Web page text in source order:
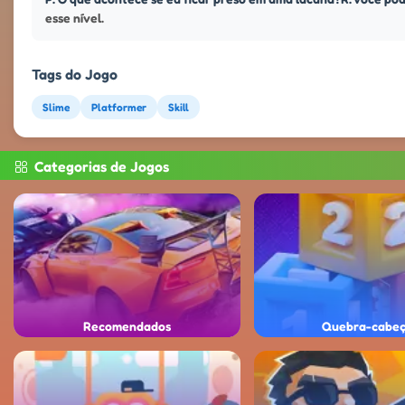
esse nível.
Tags do Jogo
Slime Platformer Skill
Categorias de Jogos
Recomendados Quebra-